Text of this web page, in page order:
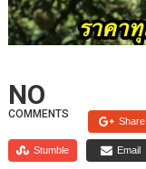
NO
COMMENTS
Share
Stumble Email